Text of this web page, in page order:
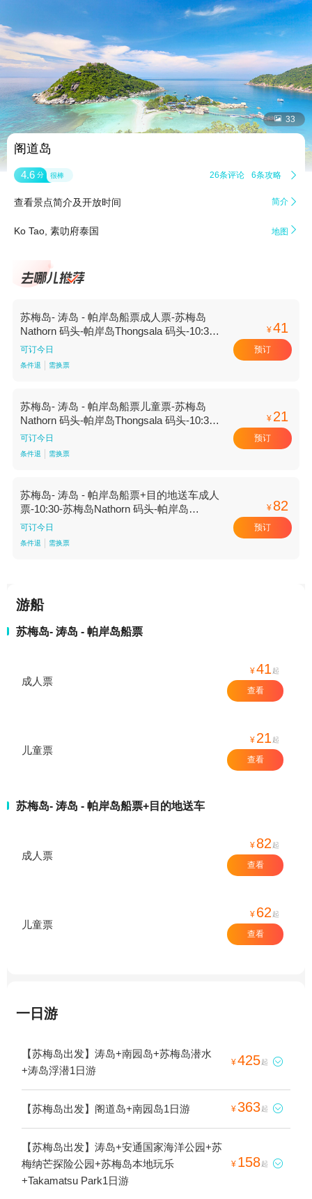
 33
阁道岛
4.6 分 很棒 26条评论 6条攻略 
查看景点简介及开放时间 简介 
Ko Tao, 素叻府泰国 地图 
苏梅岛- 涛岛 - 帕岸岛船票成人票-苏梅岛
Nathorn 码头-帕岸岛Thongsala 码头-10:30
场-渡船【10:30场 渡船 帕岸岛Thongsala 码
头 苏梅岛Nathorn 码头】
可订今日
条件退 需换票
¥41
预订
苏梅岛- 涛岛 - 帕岸岛船票儿童票-苏梅岛
Nathorn 码头-帕岸岛Thongsala 码头-10:30
场-渡船【10:30场 渡船 帕岸岛Thongsala 码
头 苏梅岛Nathorn 码头】
可订今日
条件退 需换票
¥ 21
预订
苏梅岛- 涛岛 - 帕岸岛船票+目的地送车成人
票-10:30-苏梅岛Nathorn 码头-帕岸岛
Thongsala 码头-渡船【10:30 渡船 帕岸岛
Thongsala 码头 苏梅岛Nathorn 码头】
可订今日
条件退 需换票
¥ 82
预订
游船
苏梅岛- 涛岛 - 帕岸岛船票
成人票
¥41 起
查看
儿童票
¥ 21 起
查看
苏梅岛- 涛岛 - 帕岸岛船票+目的地送车
成人票
¥ 82 起
查看
儿童票
¥ 62 起
查看
一日游
【苏梅岛出发】涛岛+南园岛+苏梅岛潜水
+涛岛浮潜1日游
¥425起 
【苏梅岛出发】阁道岛+南园岛1日游 ¥363起 
【苏梅岛出发】涛岛+安通国家海洋公园+苏
梅纳芒探险公园+苏梅岛本地玩乐
+Takamatsu Park1日游
¥ 158起 